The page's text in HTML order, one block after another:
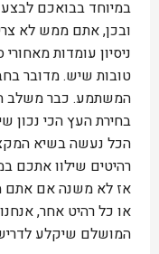
במיוחד בבואכם
ניסיון עומדות
טובות שיש. מדובר
המשתמע. כבר משלב
בחירת העץ הכי נכון
הכל נעשה בשיא
רהיטים שילוו אתכם
אז לא משנה אם אתם
או כל רהיט אחר,
המושלם שיקלע